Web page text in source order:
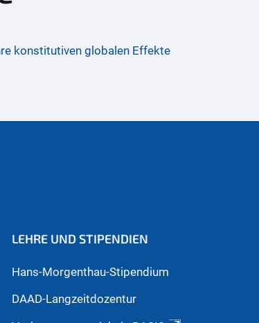
konstitutiven globalen Effekte
LEHRE UND STIPENDIEN
Hans-Morgenthau-Stipendium
DAAD-Langzeitdozentur